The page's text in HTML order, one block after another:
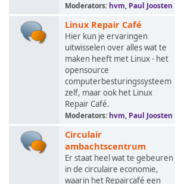
Moderators: hvm, Paul Joosten
Linux Repair Café
Hier kun je ervaringen
uitwisselen over alles wat te
maken heeft met Linux - het
opensource
computerbesturingssysteem
zelf, maar ook het Linux
Repair Café.
Moderators: hvm, Paul Joosten
Circulair
ambachtscentrum
Er staat heel wat te gebeuren
in de circulaire economie,
waarin het Repaircafé een